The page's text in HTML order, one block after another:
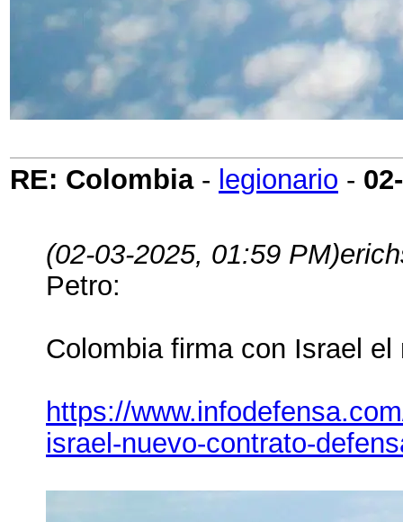
RE: Colombia- legionario -
(02-03-2025, 01:59 PM)
Petro:
Colombia firma con Israel
https://
israel-nuevo-contrato-